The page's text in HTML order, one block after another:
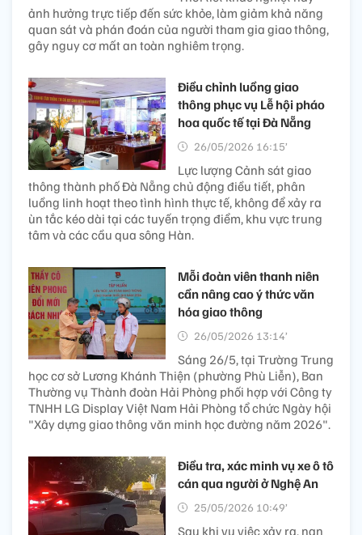
ảnh hưởng trực tiếp đến sức khỏe, làm giảm khả năng
quan sát và phán đoán của người tham gia giao thông,
gây nguy cơ mất an toàn nghiêm trọng.
Điều chỉnh luồng giao
thông phục vụ Lễ hội pháo
hoa quốc tế tại Đà Nẵng
26/05/2026 16:15’
Lực lượng Cảnh sát giao
thông thành phố Đà Nẵng chủ động điều tiết, phân
luồng linh hoạt theo tình hình thực tế, không để xảy ra
ùn tắc kéo dài tại các tuyến trọng điểm, khu vực trung
tâm và các cầu qua sông Hàn.
Mỗi đoàn viên thanh niên
cần nâng cao ý thức văn
hóa giao thông
26/05/2026 13:14’
Sáng 26/5, tại Trường Trung
học cơ sở Lương Khánh Thiện (phường Phù Liễn), Ban
Thường vụ Thành đoàn Hải Phòng phối hợp với Công ty
TNHH LG Display Việt Nam Hải Phòng tổ chức Ngày hội
"Xây dựng giao thông văn minh học đường năm 2026".
Điều tra, xác minh vụ xe ô tô
cán qua người ở Nghệ An
25/05/2026 10:49’
Sau khi vụ việc xảy ra, nạn